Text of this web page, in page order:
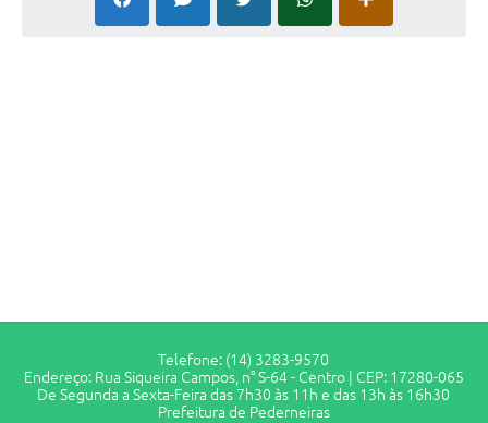
Telefone: (14) 3283-9570
Endereço: Rua Siqueira Campos, n° S-64 - Centro | CEP: 17280-065
De Segunda a Sexta-Feira das 7h30 às 11h e das 13h às 16h30
Prefeitura de Pederneiras